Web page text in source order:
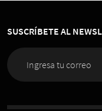
SUSCRÍBETE AL